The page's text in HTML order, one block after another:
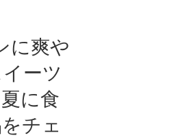
に爽や
ーツ
に食
チェ